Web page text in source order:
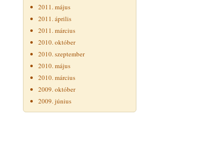
2011. május
2011. április
2011. március
2010. október
2010. szeptember
2010. május
2010. március
2009. október
2009. június